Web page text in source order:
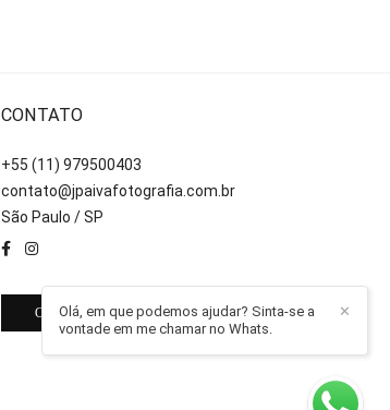
CONTATO
+55 (11) 979500403
contato@jpaivafotografia.com.br
São Paulo / SP
CONTATO ✕
Olá, em que podemos ajudar? Sinta-se a
vontade em me chamar no Whats.